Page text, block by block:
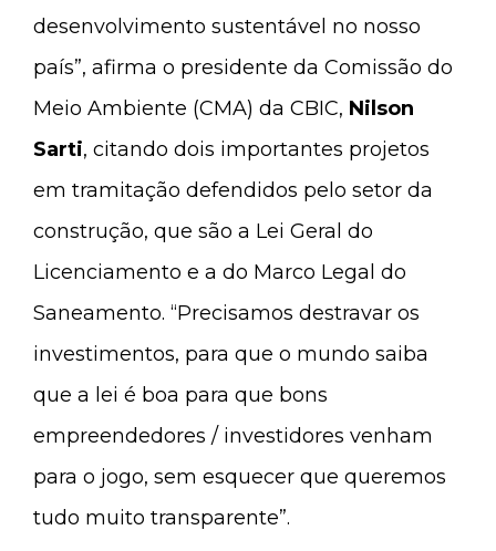
desenvolvimento sustentável no nosso
país”, afirma o presidente da Comissão do
Meio Ambiente (CMA) da CBIC, Nilson
Sarti, citando dois importantes projetos
em tramitação defendidos pelo setor da
construção, que são a Lei Geral do
Licenciamento e a do Marco Legal do
Saneamento. “Precisamos destravar os
investimentos, para que o mundo saiba
que a lei é boa para que bons
empreendedores / investidores venham
para o jogo, sem esquecer que queremos
tudo muito transparente”.